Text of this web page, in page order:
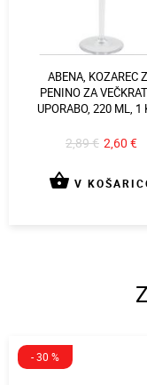
ABENA, KOZAREC
PENINO ZA
UPORABO, 220 ML, 1
2,89 € 2,60 €
shopping_basket V
- 30 %